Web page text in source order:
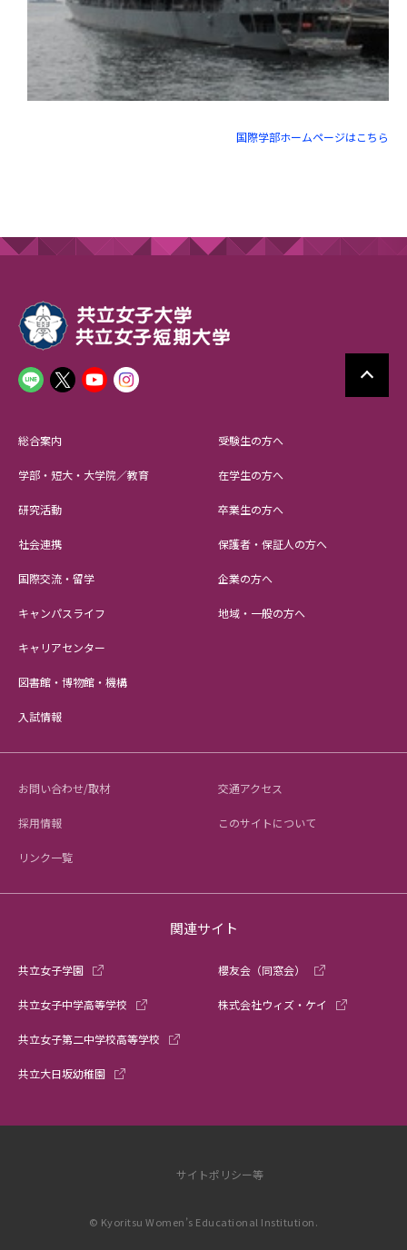
国際学部ホームページはこちら
総合案内
学部・短大・大学院／教育
研究活動
社会連携
国際交流・留学
キャンパスライフ
キャリアセンター
図書館・博物館・機構
入試情報
受験生の方へ
在学生の方へ
卒業生の方へ
保護者・保証人の方へ
企業の方へ
地域・一般の方へ
お問い合わせ/取材 交通アクセス
採用情報 このサイトについて
リンク一覧
関連サイト
共立女子学園
共立女子中学高等学校
共立女子第二中学校高等学校
共立大日坂幼稚園
櫻友会（同窓会）
株式会社ウィズ・ケイ
© Kyoritsu Women’s Educational Institution.
サイトポリシー等